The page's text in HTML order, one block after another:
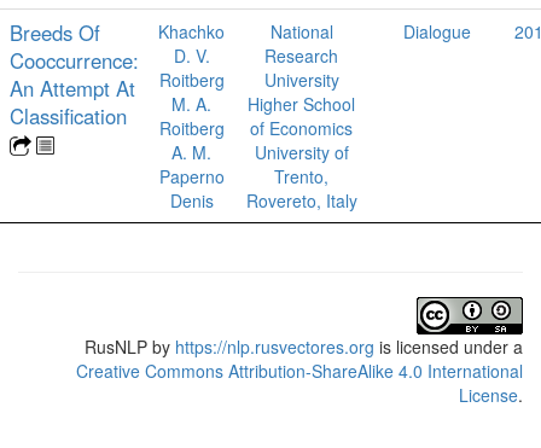
Breeds Of
Cooccurrence:
An Attempt At
Classification
Khachko
D. V.
Roitberg
M. A.
Roitberg
A. M.
Paperno
Denis
National
Research
University
Higher School
of Economics
University of
Trento,
Rovereto, Italy
Dialogue
RusNLP by https://nlp.rusvectores.org is licensed under a
Creative Commons Attribution-ShareAlike 4.0 International
License.